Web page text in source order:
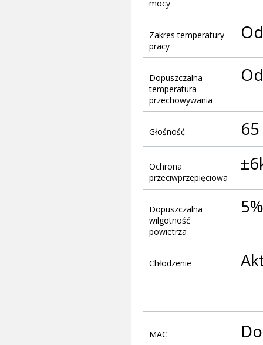
mocy
Zakres temperatury
pracy
Dopuszczalna
temperatura
przechowywania
Głośność
Ochrona
przeciwprzepięciowa
Dopuszczalna
wilgotność
powietrza
Chłodzenie
MAC